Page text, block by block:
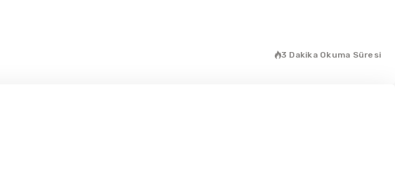
3 Dakika Okuma Süresi